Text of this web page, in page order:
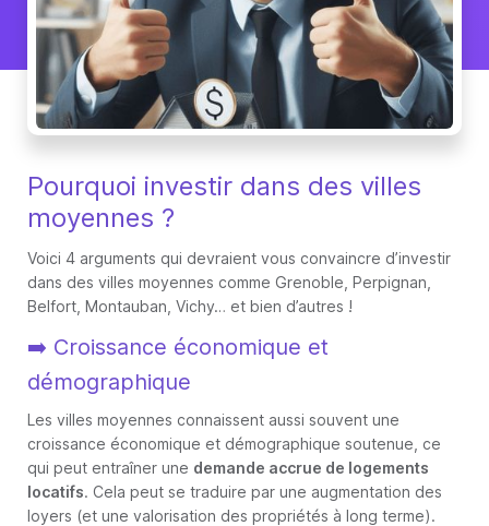
Pourquoi investir dans des villes
moyennes ?
Voici 4 arguments qui devraient vous convaincre d’investir
dans des villes moyennes comme Grenoble, Perpignan,
Belfort, Montauban, Vichy… et bien d’autres !
➡️ Croissance économique et
démographique
Les villes moyennes connaissent aussi souvent une
croissance économique et démographique soutenue, ce
qui peut entraîner une demande accrue de logements
locatifs. Cela peut se traduire par une augmentation des
loyers (et une valorisation des propriétés à long terme).